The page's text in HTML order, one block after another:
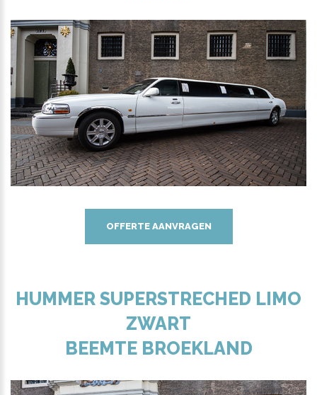
OFFERTE AANVRAGEN
HUMMER SUPERSTRECHED LIMO
ZWART
BEEMTE BROEKLAND